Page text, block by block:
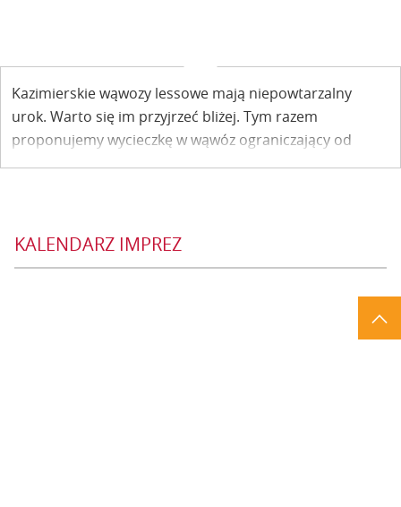
Kazimierskie wąwozy lessowe mają niepowtarzalny
urok. Warto się im przyjrzeć bliżej. Tym razem
proponujemy wycieczkę w wąwóz ograniczający od
zachodu Wietrzną Górę, na której rośnie następca
zwany Ciepłym.
KALENDARZ IMPREZ